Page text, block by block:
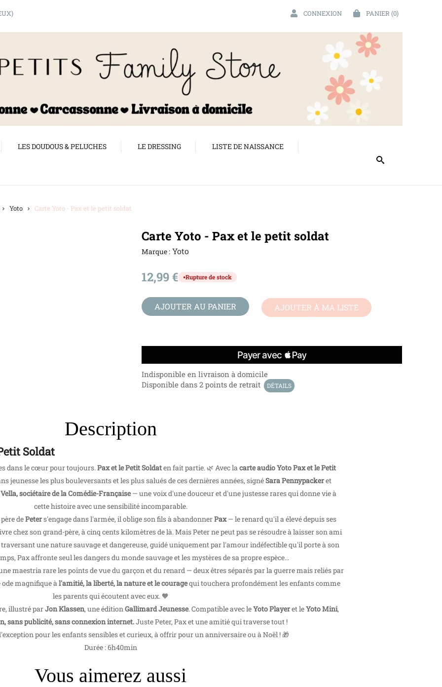
CONNEXION PANIER (0)
LES DOUDOUS & PELUCHES LE DRESSING LISTE DE NAISSANCE
Yoto Carte Yoto - Pax et le petit soldat
Carte Yoto - Pax et le petit soldat
Marque : Yoto
12,99 € ●Rupture de stock
AJOUTER AU PANIER AJOUTER À MA LISTE
Indisponible en livraison à domicile
Disponible dans 2 points de retrait
DÉTAILS
Description
Soldat
dans le cœur pour toujours.Pax et le Petit Soldaten fait partie. 🌿 Avec lacarte audio Yoto Pax et le Petit
jeunesse les plus bouleversants et les plus salués de ces dernières années, signéSara Pennypackeret
sociétaire de la Comédie-Française— une voix d'une douceur et d'une justesse rares qui donne vie à
cette histoire avec une sensibilité incomparable.
dePeters'engage dans l'armée, il oblige son fils à abandonnerPax— le renard qu'il a élevé depuis ses
chez son grand-père, à cinq cents kilomètres de là. Mais Peter ne peut pas se résoudre à laisser son ami
une nature sauvage et dangereuse, guidé uniquement par l'amour indéfectible qu'il porte à son
Pax affronte seul les dangers du monde sauvage et les mystères de sa propre espèce…
maestria rare les points de vue du garçon et du renard — deux êtres séparés par la guerre mais reliés par
magnifique àl'amitié, la liberté, la nature et le couragequi touchera profondément les enfants comme
les parents qui écoutent avec eux. 🧡
illustré parJon Klassen, une éditionGallimard Jeunesse. Compatible avec leYoto Playeret leYoto Mini,
sans publicité, sans connexion internet.Juste Peter, Pax et une amitié qui traverse tout !
pour les enfants sensibles et curieux, à offrir pour un anniversaire ou à Noël ! 🎁
Durée : 6h40min
Vous aimerez aussi